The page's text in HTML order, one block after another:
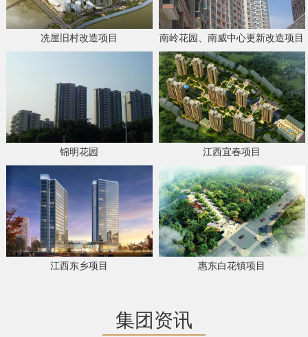
冼屋旧村改造项目 南岭花园、南威中心更新改造项目
锦明花园 江西宜春项目
江西东乡项目 惠东白花镇项目
集团资讯